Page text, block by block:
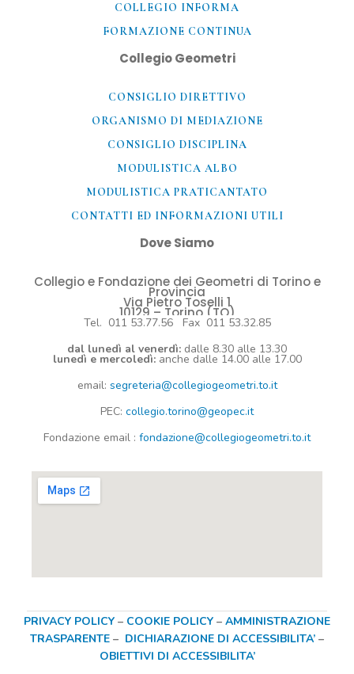
COLLEGIO INFORMA
FORMAZIONE CONTINUA
Collegio Geometri
CONSIGLIO DIRETTIVO
ORGANISMO DI MEDIAZIONE
CONSIGLIO DISCIPLINA
MODULISTICA ALBO
MODULISTICA PRATICANTATO
CONTATTI ED INFORMAZIONI UTILI​
Dove Siamo
Collegio e Fondazione dei Geometri di Torino e
Provincia
Via Pietro Toselli 1
10129 – Torino (TO)
Tel. 011 53.77.56 Fax 011 53.32.85
dal lunedì al venerdì: dalle 8.30 alle 13.30
lunedì e mercoledì: anche dalle 14.00 alle 17.00
email: segreteria@collegiogeometri.to.it
PEC: collegio.torino@geopec.it
Fondazione email : fondazione@collegiogeometri.to.it
PRIVACY POLICY – COOKIE POLICY – AMMINISTRAZIONE
TRASPARENTE – DICHIARAZIONE DI ACCESSIBILITA’ –
OBIETTIVI DI ACCESSIBILITA’